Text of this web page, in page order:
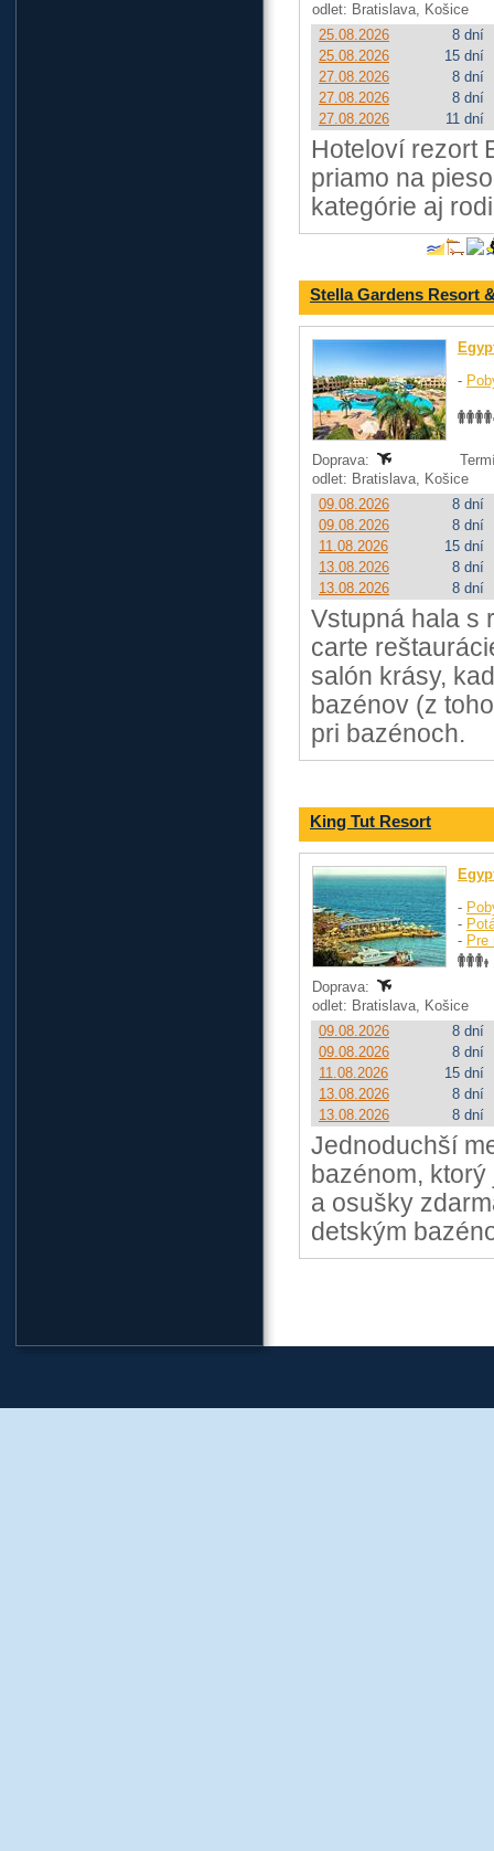
odlet: Bratislava, Košice
25.08.2026
8 dní
25.08.2026
15 dní
27.08.2026
8 dní
27.08.2026
8 dní
27.08.2026
11 dní
Hoteloví rezort
priamo na
kategórie aj
Stella Gardens Resort
-
Doprava:
odlet: Bratislava, Košice
09.08.2026
8 dní
09.08.2026
8 dní
11.08.2026
15 dní
13.08.2026
8 dní
13.08.2026
8 dní
Vstupná hala s
carte
salón krásy,
bazénov (z
pri bazénoch.
King Tut Resort
-
-
- Pre
Doprava:
odlet: Bratislava, Košice
09.08.2026
8 dní
09.08.2026
8 dní
11.08.2026
15 dní
13.08.2026
8 dní
13.08.2026
8 dní
Jednoduchší
bazénom,
a osušky
detským